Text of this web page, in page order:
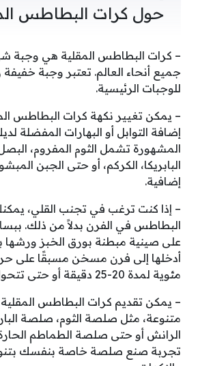
حول كرات البطاطس
– كرات البطاطس المقلية هي وجبة
جميع أنحاء العالم. تعتبر وجبة خفيفة
للوجبات الرئيسية.
– يمكن تغيير نكهة كرات البطاطس
إضافة التوابل أو البهارات المفضلة
المشهورة تشمل الثوم المفروم،
البابريكا، الكركم، أو حتى الجبن
إضافية.
– إذا كنت ترغب في تجنب القلي،
البطاطس في الفرن بدلاً من ذلك.
على صينية مبطنة بورق الخبز ورشها
مئوية لمدة 20-25 دقيقة أو حتى تتحول إلى اللون الذهبي.
– يمكن تقديم كرات البطاطس
متنوعة، مثل صلصة الثوم، صلصة
الرانش أو حتى صلصة الطماطم
تجربة صنع صلصة خاصة بنفسك